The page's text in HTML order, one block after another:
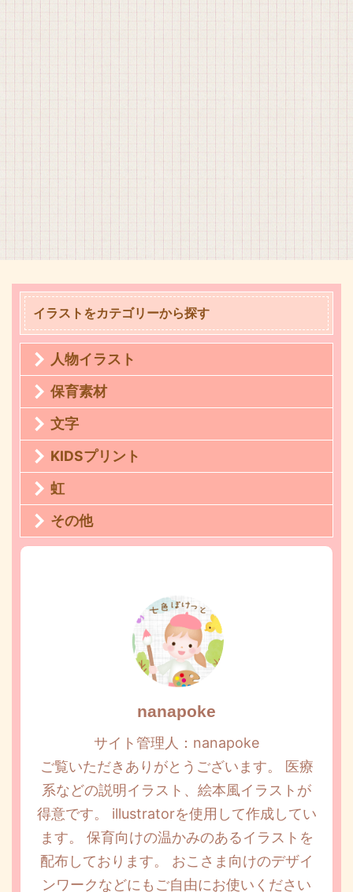
イラストをカテゴリーから探す
人物イラスト
保育素材
文字
KIDSプリント
虹
その他
nanapoke
サイト管理人：nanapoke
ご覧いただきありがとうございます。 医療
系などの説明イラスト、絵本風イラストが
得意です。 illustratorを使用して作成してい
ます。 保育向けの温かみのあるイラストを
配布しております。 おこさま向けのデザイ
ンワークなどにもご自由にお使いください